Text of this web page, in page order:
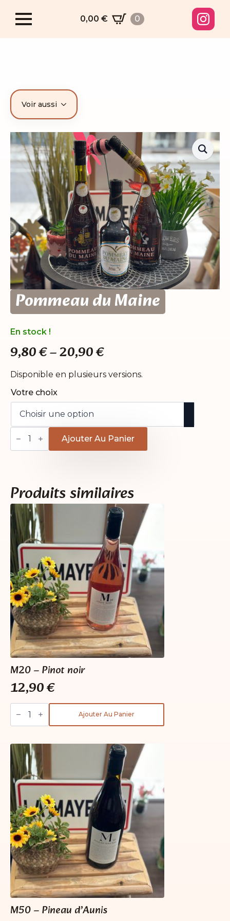
0,00 € 0
Voir aussi
Pommeau du Maine
En stock !
9,80€–20,90€
Plage
de
prix :
9,80 €
à
20,90 €
Disponible en plusieurs versions.
Votre choix
quantité
de
Ajouter Au Panier
Produits similaires
M20 – Pinot noir
12,90€
quantité
de
M20
noir
Ajouter Au Panier
M50 – Pineau d’Aunis